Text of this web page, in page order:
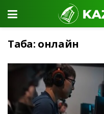
Таңба: онлайн